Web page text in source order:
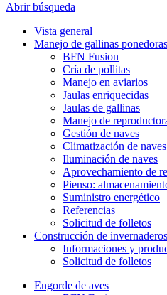
Abrir búsqueda
Vista general
Manejo de gallinas ponedoras
BFN Fusion
Cría de pollitas
Manejo en aviarios
Jaulas enriquecidas
Jaulas de gallinas
Manejo de
Gestión de naves
Climatización de naves
Iluminación de naves
Aprovechamiento de
Pienso:
Suministro energético
Referencias
Solicitud de folletos
Construcción de invernaderos
Informaciones y
Solicitud de folletos
Engorde de aves